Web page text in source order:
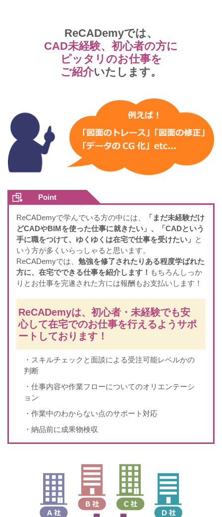
ReCADemyでは、
CAD未経験、初心者の方に
ピッタリのお仕事を
ご紹介いたします。
Point
ReCADemyで学んでいる方の中には、
「まだ未経験だけ
どCADやBIMを使った仕事に就きたい」、「CADという
手に職をつけて、ゆくゆくは在宅で仕事を受けたい」 と
いう方が多くいらっしゃると思います。
ReCADemyでは、 勉強を修了されたりある程度学ばれた
方に、在宅でできる仕事を紹介します！ もちろんしっか
りとお仕事を完遂された方には報酬もお支払いします！
ReCADemyは、初心者・未経験でも安
心して在宅でのお仕事を行えるようサポ
ートしております！
・スキルチェックと面談による受注可能レベルかの
判断
・仕事内容や作業フローについてのオリエンテーシ
ョン
・作業中のわからない点のサポート対応
・納品前に成果物検収